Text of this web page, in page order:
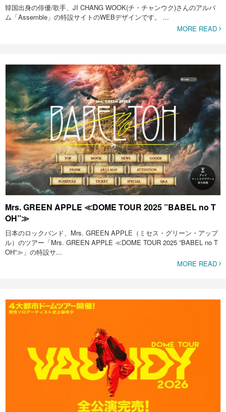
韓国出身の俳優/歌手、JI CHANG WOOK(チ・チャンウク)さんのアルバ
ム「Assemble」の特設サイトのWEBデザインです。 ...
MORE READ
Mrs. GREEN APPLE ≪DOME TOUR 2025 ”BABEL no T
OH”≫
日本のロックバンド、Mrs. GREEN APPLE（ミセス・グリーン・アップ
ル）のツアー「Mrs. GREEN APPLE ≪DOME TOUR 2025 ”BABEL no T
OH”≫」の特設サ...
MORE READ